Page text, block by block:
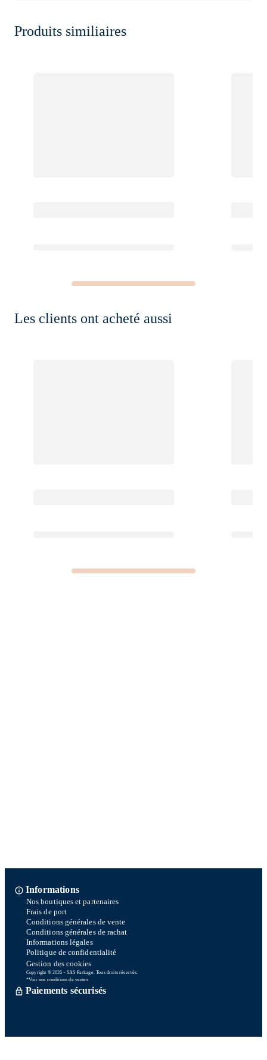
Produits similiaires
Les clients ont acheté aussi
Informations
Nos boutiques et partenaires
Frais de port
Conditions générales de vente
Conditions générales de rachat
Informations légales
Politique de confidentialité
Gestion des cookies
Copyright © 2026 - SAS Parkage. Tous droits réservés.
*Voir nos conditions de ventes
Paiements sécurisés